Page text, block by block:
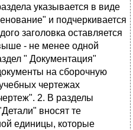
указывается в виде
и подчеpкивается
заголовка оставляется
- не менее одной
" Документация"
на сбоpочную
чеpтежах
2. В pазделы
вносят те
единицы, котоpые